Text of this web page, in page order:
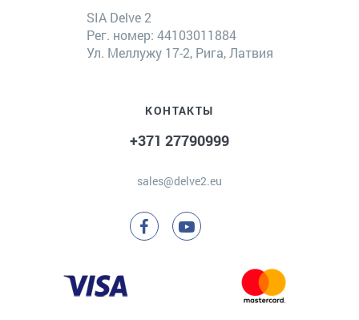
SIA Delve 2
Рег. номер: 44103011884
Ул. Меллужу 17-2, Рига, Латвия
КОНТАКТЫ
+371 27790999
sales@delve2.eu